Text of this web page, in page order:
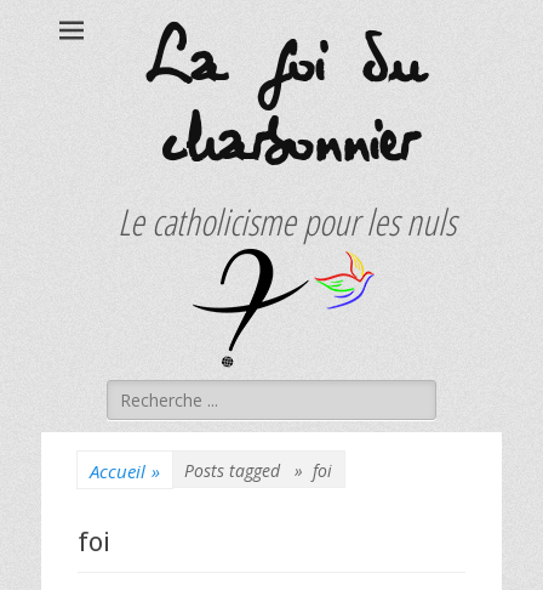
La foi du
charbonnier
Le catholicisme pour les nuls
Rechercher :
Accueil » Posts tagged » foi
foi